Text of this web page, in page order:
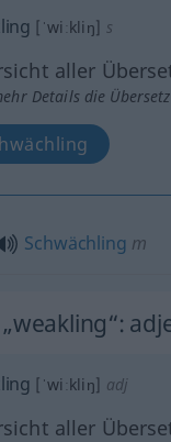
[ˈwiːkliŋ] s
aller
Details die
Schwächling m
„weakling“:
[ˈwiːkliŋ] adj
aller